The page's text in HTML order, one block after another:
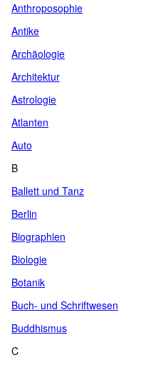
Anthroposophie
Antike
Archäologie
Architektur
Astrologie
Atlanten
Auto
B
Ballett und Tanz
Berlin
Biographien
Biologie
Botanik
Buch- und Schriftwesen
Buddhismus
C